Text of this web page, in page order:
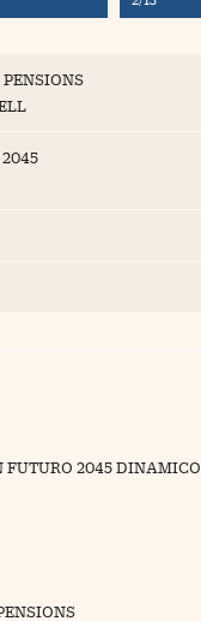
FUTURO 2045 DINAMICO